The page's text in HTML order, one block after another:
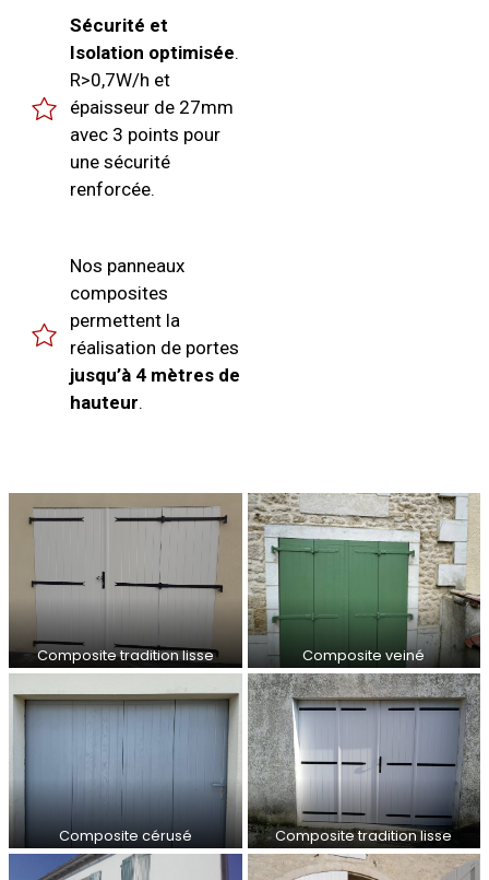
Sécurité et
Isolation optimisée.
R>0,7W/h et
épaisseur de 27mm
avec 3 points pour
une sécurité
renforcée.
Nos panneaux
composites
permettent la
réalisation de portes
jusqu’à 4 mètres de
hauteur.
Composite tradition lisse Composite veiné
Composite cérusé Composite tradition lisse